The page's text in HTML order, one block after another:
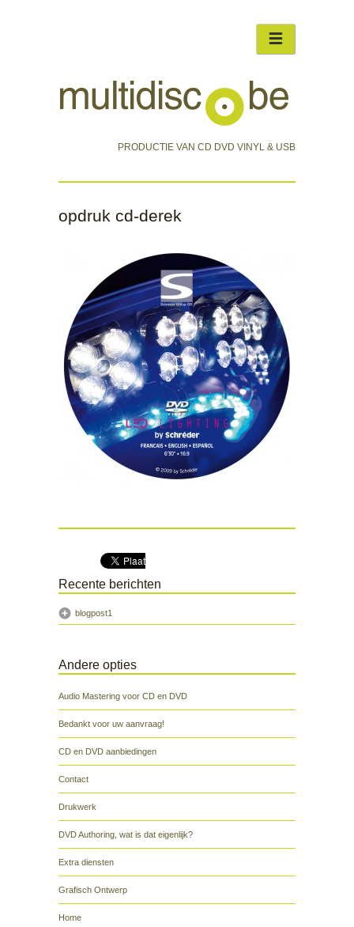
PRODUCTIE VAN CD DVD VINYL & USB
opdruk cd-derek
Recente berichten
blogpost1
Andere opties
Audio Mastering voor CD en DVD
Bedankt voor uw aanvraag!
CD en DVD aanbiedingen
Contact
Drukwerk
DVD Authoring, wat is dat eigenlijk?
Extra diensten
Grafisch Ontwerp
Home